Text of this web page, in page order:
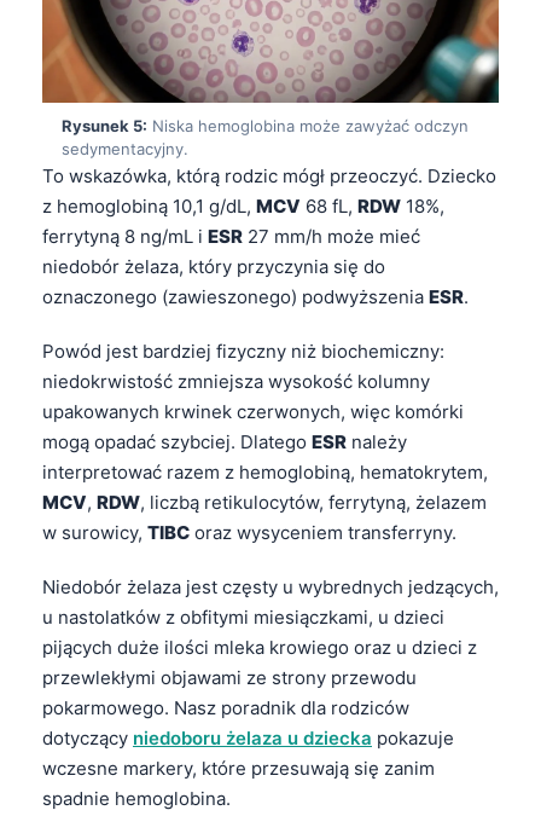
Rysunek 5: Niska hemoglobina może zawyżać odczyn
sedymentacyjny.
To wskazówka, którą rodzic mógł przeoczyć. Dziecko
z hemoglobiną 10,1 g/dL, MCV 68 fL, RDW 18%,
ferrytyną 8 ng/mL i ESR 27 mm/h może mieć
niedobór żelaza, który przyczynia się do
oznaczonego (zawieszonego) podwyższenia ESR.
Powód jest bardziej fizyczny niż biochemiczny:
niedokrwistość zmniejsza wysokość kolumny
upakowanych krwinek czerwonych, więc komórki
mogą opadać szybciej. Dlatego ESR należy
interpretować razem z hemoglobiną, hematokrytem,
MCV, RDW, liczbą retikulocytów, ferrytyną, żelazem
w surowicy, TIBC oraz wysyceniem transferryny.
Niedobór żelaza jest częsty u wybrednych jedzących,
u nastolatków z obfitymi miesiączkami, u dzieci
pijących duże ilości mleka krowiego oraz u dzieci z
przewlekłymi objawami ze strony przewodu
pokarmowego. Nasz poradnik dla rodziców
dotyczący niedoboru żelaza u dziecka pokazuje
wczesne markery, które przesuwają się zanim
spadnie hemoglobina.